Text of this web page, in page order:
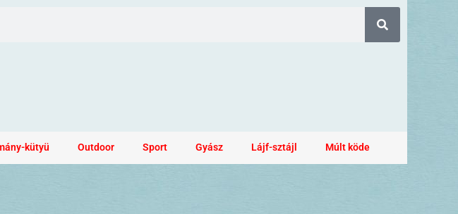
kütyü Outdoor Sport Gyász Lájf-sztájl Múlt köde